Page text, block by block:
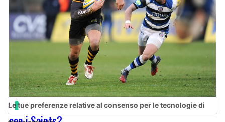
Challenge Cup: Wasps e Bath, chi andrà a Cardiff
Le tue preferenze relative al consenso per le tecnologie di